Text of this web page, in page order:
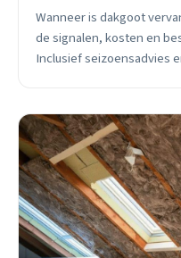
Wanneer is dakgoot
de signalen, kosten en
Inclusief seizoensadvies